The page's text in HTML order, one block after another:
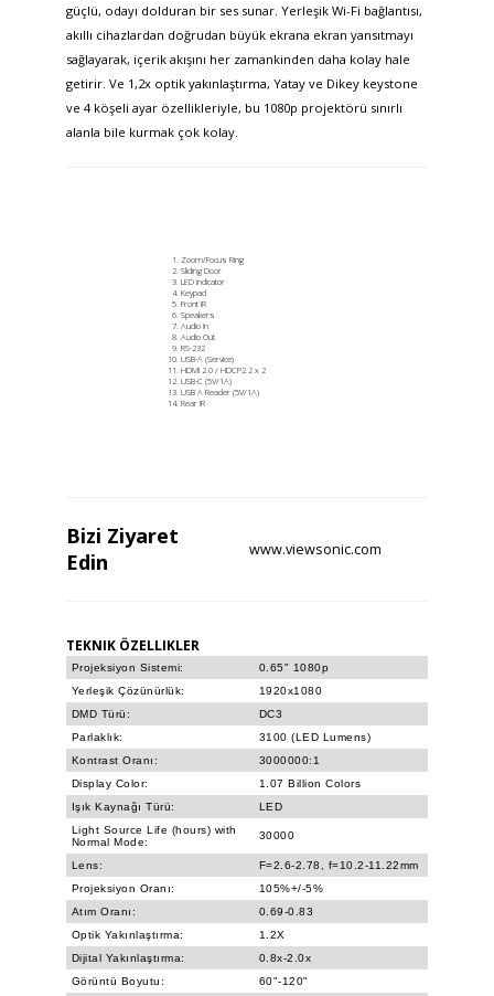
güçlü, odayı dolduran bir ses sunar. Yerleşik Wi-Fi bağlantısı,
akıllı cihazlardan doğrudan büyük ekrana ekran yansıtmayı
sağlayarak, içerik akışını her zamankinden daha kolay hale
getirir. Ve 1,2x optik yakınlaştırma, Yatay ve Dikey keystone
ve 4 köşeli ayar özellikleriyle, bu 1080p projektörü sınırlı
alanla bile kurmak çok kolay.
Zoom/Focus Ring​
Sliding Door
LED Indicator
Keypad
Front IR
Speakers
Audio In
Audio Out
RS-232
USB-A (Service)
HDMI 2.0 / HDCP2.2 x 2
USB-C (5V/1A)
USB A Reader (5V/1A)
Rear IR
Bizi Ziyaret
Edin
www.viewsonic.com
TEKNIK ÖZELLIKLER
Projeksiyon Sistemi:
0.65" 1080p
Yerleşik Çözünürlük:
1920x1080
DMD Türü:
DC3
Parlaklık:
3100 (LED Lumens)
Kontrast Oranı:
3000000:1
Display Color:
1.07 Billion Colors
Işık Kaynağı Türü:
LED
Light Source Life (hours) with
Normal Mode:
30000
Lens:
F=2.6-2.78, f=10.2-11.22mm
Projeksiyon Oranı:
105%+/-5%
Atım Oranı:
0.69-0.83
Optik Yakınlaştırma:
1.2X
Dijital Yakınlaştırma:
0.8x-2.0x
Görüntü Boyutu:
60"-120"